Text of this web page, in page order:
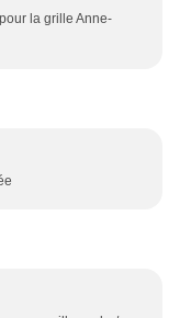
la grille Anne-